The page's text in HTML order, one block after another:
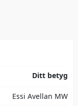
Ditt betyg
Essi Avellan MW